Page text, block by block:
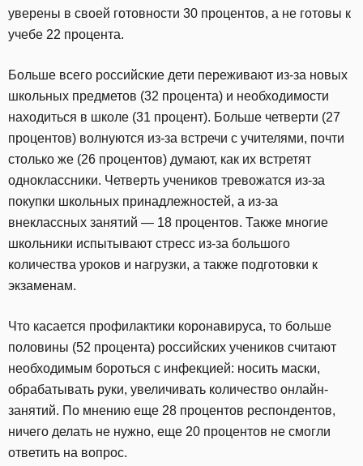
уверены в своей готовности 30 процентов, а не готовы к
учебе 22 процента.
Больше всего российские дети переживают из-за новых
школьных предметов (32 процента) и необходимости
находиться в школе (31 процент). Больше четверти (27
процентов) волнуются из-за встречи с учителями, почти
столько же (26 процентов) думают, как их встретят
одноклассники. Четверть учеников тревожатся из-за
покупки школьных принадлежностей, а из-за
внеклассных занятий — 18 процентов. Также многие
школьники испытывают стресс из-за большого
количества уроков и нагрузки, а также подготовки к
экзаменам.
Что касается профилактики коронавируса, то больше
половины (52 процента) российских учеников считают
необходимым бороться с инфекцией: носить маски,
обрабатывать руки, увеличивать количество онлайн-
занятий. По мнению еще 28 процентов респондентов,
ничего делать не нужно, еще 20 процентов не смогли
ответить на вопрос.